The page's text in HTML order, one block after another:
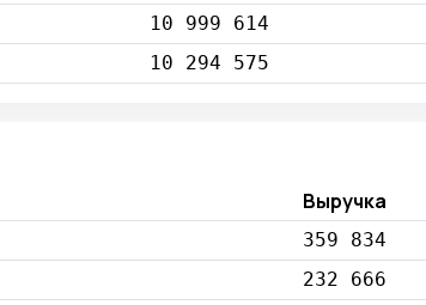
10 999 614
10 294 575
Выручка
359 834
232 666